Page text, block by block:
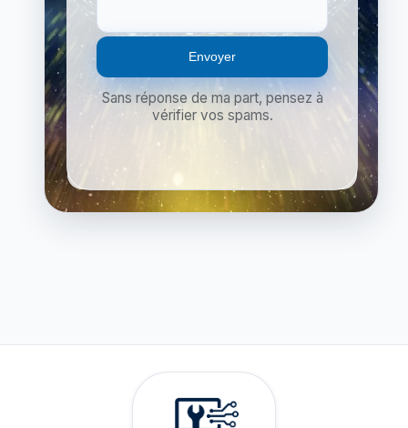
Envoyer
Sans réponse de ma part, pensez à
vérifier vos spams.